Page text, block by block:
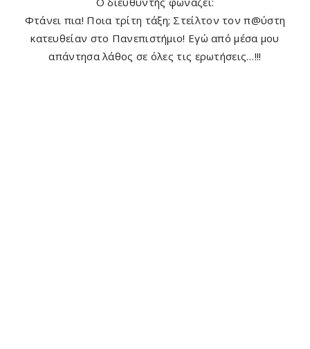
Φτάνει πια! Ποια τρίτη τάξη; Στείλτον τον π@ύστη
κατευθείαν στο Πανεπιστήμιο! Εγώ από μέσα μου
απάντησα λάθος σε όλες τις ερωτήσεις…!!!